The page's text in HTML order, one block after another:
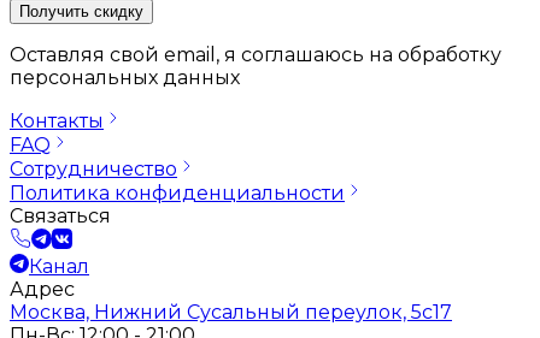
Получить скидку
Оставляя свой email, я соглашаюсь на обработку
персональных данных
Контакты
FAQ
Сотрудничество
Политика конфиденциальности
Связаться
Канал
Адрес
Москва, Нижний Сусальный переулок, 5с17